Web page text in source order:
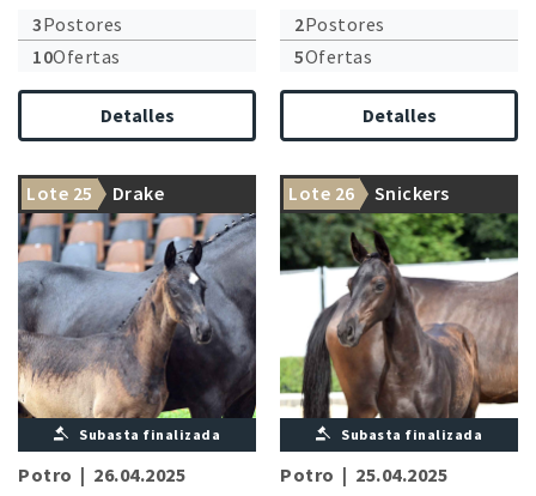
3Postores
10Ofertas
Detalles
2Postores
5Ofertas
Detalles
Lote 25 Drake
Subasta finalizada
Potro | 26.04.2025
Lote 26 Snickers
Subasta finalizada
Potro | 25.04.2025